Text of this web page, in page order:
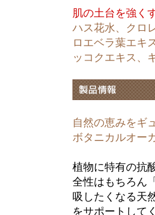
肌の土台を強く
ハス花水、クロ
ロエベラ葉エキ
ッコクエキス、
自然の恵みをギ
ボタニカルオー
植物に特有の抗
全性はもちろん
吸したくなる天
をサポートして